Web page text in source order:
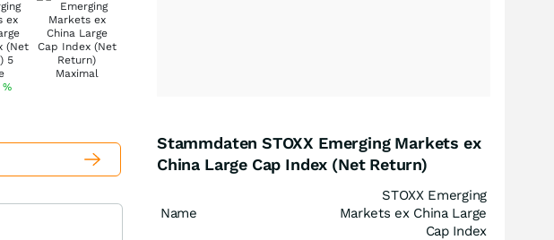
%
Stammdaten STOXX Emerging Markets ex
China Large Cap Index (Net Return)
Name
STOXX Emerging
Markets ex China Large
Cap Index